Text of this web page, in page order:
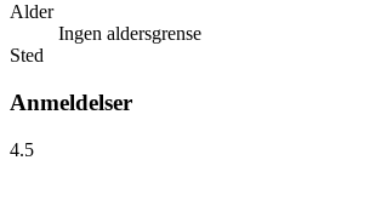
Alder
Ingen aldersgrense
Sted
Anmeldelser
4.5